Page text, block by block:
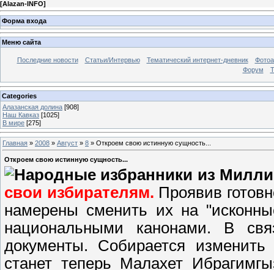
[Alazan-INFO]
Форма входа
Меню сайта
Последние новости Статьи/Интервью Тематический интернет-дневник
Форум
Categories
Алазанская долина [908]
Наш Кавказ [1025]
В мире [275]
Главная » 2008 » Август » 8 » Откроем свою истинную сущность...
Откроем свою истинную сущность...
Народные избранники из
свои избирателям. Проявив
намерены сменить их на
национальными канонами. В
документы. Собирается
станет теперь Малахет